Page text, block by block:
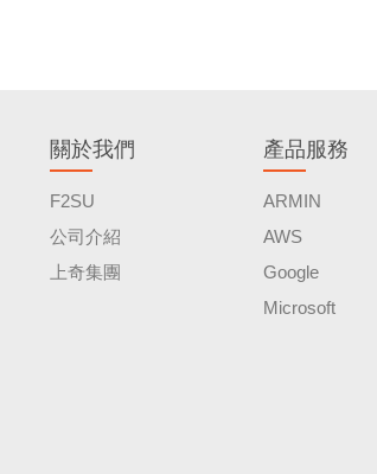
關於我們
F2SU
公司介紹
上奇集團
產品服務
ARMIN
AWS
Google
Microsoft